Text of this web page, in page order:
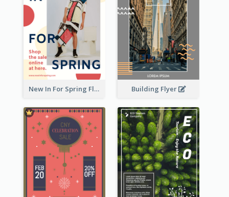
New In For Spring Flyer Building Flyer